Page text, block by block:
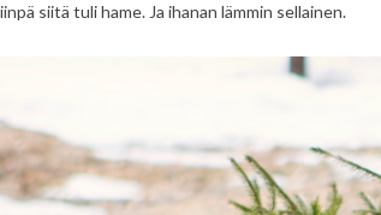
siitä tuli hame. Ja ihanan lämmin sellainen.